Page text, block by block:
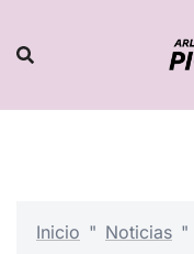
contenido
Inicio " Noticias "